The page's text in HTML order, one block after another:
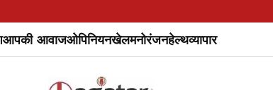
आपकी आवाजओपिनियनखेलमनोरंजनहेल्थव्यापार